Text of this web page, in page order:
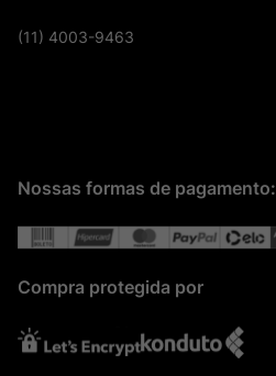
(11) 4003-9463
Nossas formas de pagamento:
Compra protegida por